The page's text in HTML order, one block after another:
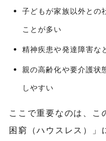
子どもが家族以外との
ことが多い
精神疾患や発達障害な
親の高齢化や要介護状
しやすい
ここで重要なのは、こ
困窮（ハウスレス）」